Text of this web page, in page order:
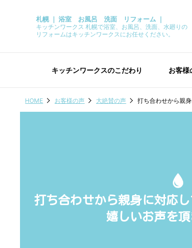
札幌 ｜ 浴室 お風呂 洗面 リフォーム ｜
キッチンワークス 札幌で浴室、お風呂、洗面、水廻りの
リフォームはキッチンワークスにお任せください。
キッチンワークスのこだわり お客様
HOME お客様の声 大絶賛の声 打ち合わせから親
打ち合わせから親身に対応
嬉しいお声を